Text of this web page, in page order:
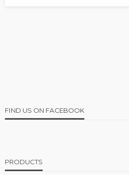
FIND US ON FACEBOOK
PRODUCTS